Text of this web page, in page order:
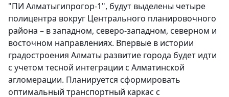
"ПИ Алматыгипрогор-1", будут выделены четыре
полицентра вокруг Центрального планировочного
района – в западном, северо-западном, северном и
восточном направлениях. Впервые в истории
градостроения Алматы развитие города будет идти
с учетом тесной интеграции с Алматинской
агломерации. Планируется сформировать
оптимальный транспортный каркас с